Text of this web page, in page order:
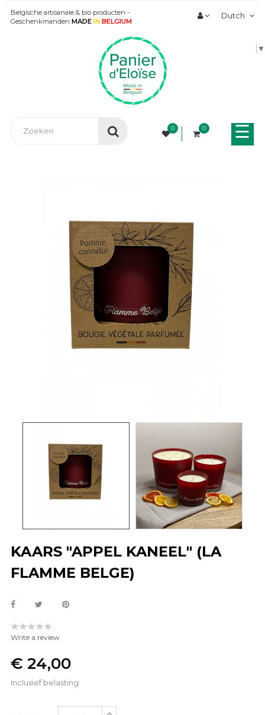
Belgische artisanale & bio producten -
Geschenkmanden MADE IN BELGIUM
Dutch
▼
0 0 ☰
KAARS "APPEL KANEEL" (LA
FLAMME BELGE)
Write a review
€ 24,00
Inclusief belasting